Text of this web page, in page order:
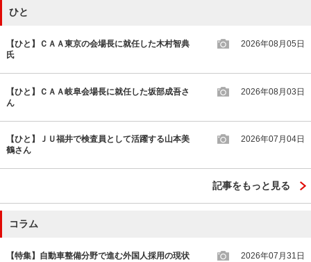
ひと
【ひと】ＣＡＡ東京の会場長に就任した木村智典
氏
2026年08月05日
【ひと】ＣＡＡ岐阜会場長に就任した坂部成吾さ
ん
2026年08月03日
【ひと】ＪＵ福井で検査員として活躍する山本美
鶴さん
2026年07月04日
記事をもっと見る
コラム
【特集】自動車整備分野で進む外国人採用の現状 2026年07月31日